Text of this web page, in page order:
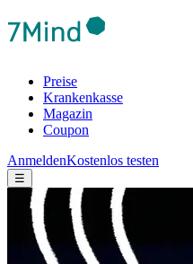
Preise
Krankenkasse
Magazin
Coupon
AnmeldenKostenlos testen
☰